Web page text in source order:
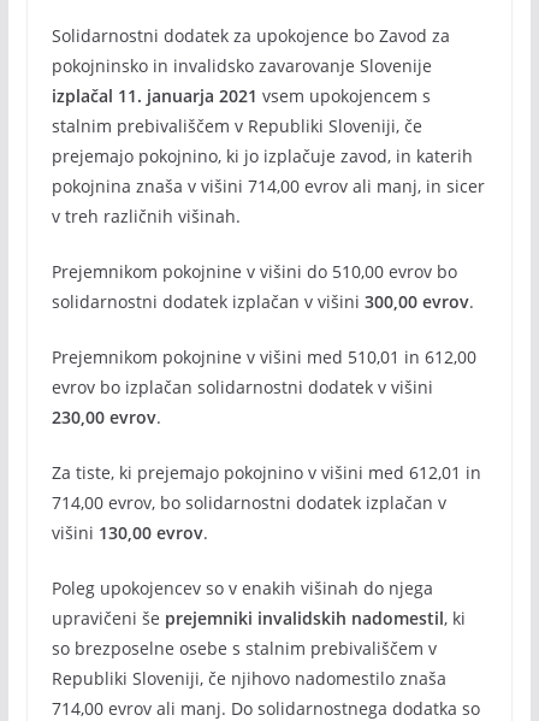
Solidarnostni dodatek za upokojence bo Zavod za
pokojninsko in invalidsko zavarovanje Slovenije
izplačal 11. januarja 2021 vsem upokojencem s
stalnim prebivališčem v Republiki Sloveniji, če
prejemajo pokojnino, ki jo izplačuje zavod, in katerih
pokojnina znaša v višini 714,00 evrov ali manj, in sicer
v treh različnih višinah.
Prejemnikom pokojnine v višini do 510,00 evrov bo
solidarnostni dodatek izplačan v višini 300,00 evrov.
Prejemnikom pokojnine v višini med 510,01 in 612,00
evrov bo izplačan solidarnostni dodatek v višini
230,00 evrov.
Za tiste, ki prejemajo pokojnino v višini med 612,01 in
714,00 evrov, bo solidarnostni dodatek izplačan v
višini 130,00 evrov.
Poleg upokojencev so v enakih višinah do njega
upravičeni še prejemniki invalidskih nadomestil, ki
so brezposelne osebe s stalnim prebivališčem v
Republiki Sloveniji, če njihovo nadomestilo znaša
714,00 evrov ali manj. Do solidarnostnega dodatka so